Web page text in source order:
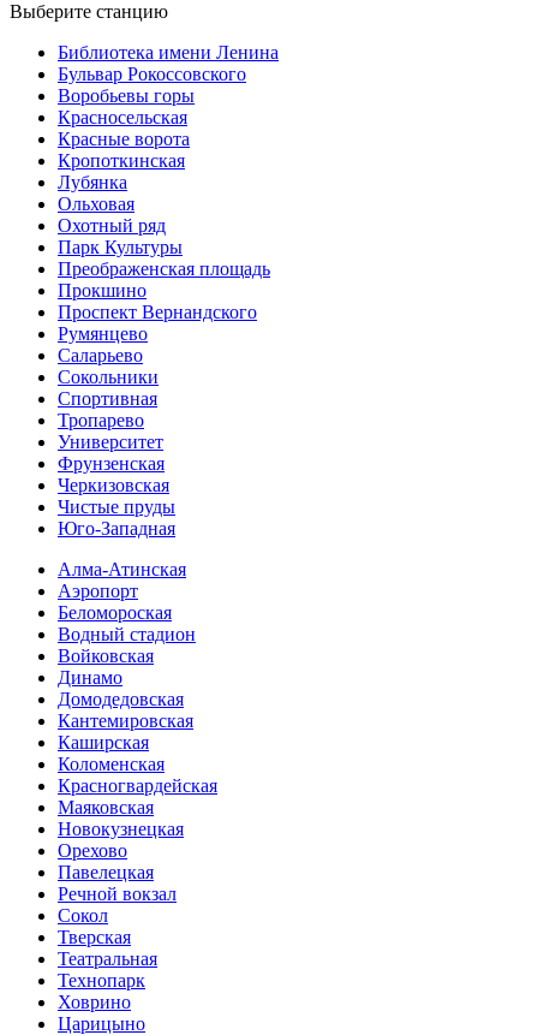
Выберите станцию
Библиотека имени Ленина
Бульвар Рокоссовского
Воробьевы горы
Красно­сельская
Красные ворота
Кропоткинс­кая
Лубянка
Ольховая
Охотный ряд
Парк Культуры
Преобра­женская площадь
Прокшино
Проспект Вернандского
Румянцево
Саларьево
Сокольники
Спортивная
Тропарево
Университет
Фрунзенская
Черкизовская
Чистые пруды
Юго-Западная
Алма-Атинская
Аэропорт
Беломороская
Водный стадион
Войковская
Динамо
Домоде­довская
Кантеми­ровская
Каширская
Коломенская
Красногвар­дейская
Маяковская
Новокузнецкая
Орехово
Павелецкая
Речной вокзал
Сокол
Тверская
Театральная
Технопарк
Ховрино
Царицыно